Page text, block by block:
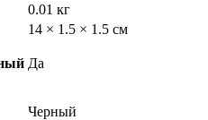
0.01 кг
14 × 1.5 × 1.5 см
Да
Черный